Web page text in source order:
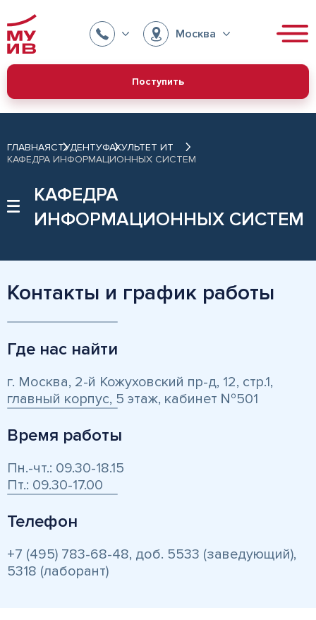
Москва
Поступить
ГЛАВНАЯСТУДЕНТУФАКУЛЬТЕТ ИТ
КАФЕДРА ИНФОРМАЦИОННЫХ СИСТЕМ
КАФЕДРА
ИНФОРМАЦИОННЫХ СИСТЕМ
Контакты и график работы
Где нас найти
г. Москва, 2-й Кожуховский пр-д, 12, стр.1,
главный корпус, 5 этаж, кабинет №501
Время работы
Пн.-чт.: 09.30-18.15
Пт.: 09.30-17.00
Телефон
+7 (495) 783-68-48, доб. 5533 (заведующий),
5318 (лаборант)